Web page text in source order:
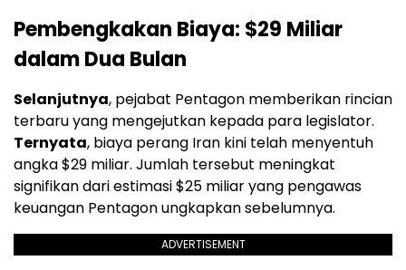
Pembengkakan Biaya: $29 Miliar
dalam Dua Bulan
Selanjutnya, pejabat Pentagon memberikan rincian
terbaru yang mengejutkan kepada para legislator.
Ternyata, biaya perang Iran kini telah menyentuh
angka $29 miliar. Jumlah tersebut meningkat
signifikan dari estimasi $25 miliar yang pengawas
keuangan Pentagon ungkapkan sebelumnya.
ADVERTISEMENT